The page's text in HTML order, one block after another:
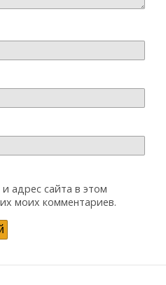
адрес сайта в этом
моих комментариев.